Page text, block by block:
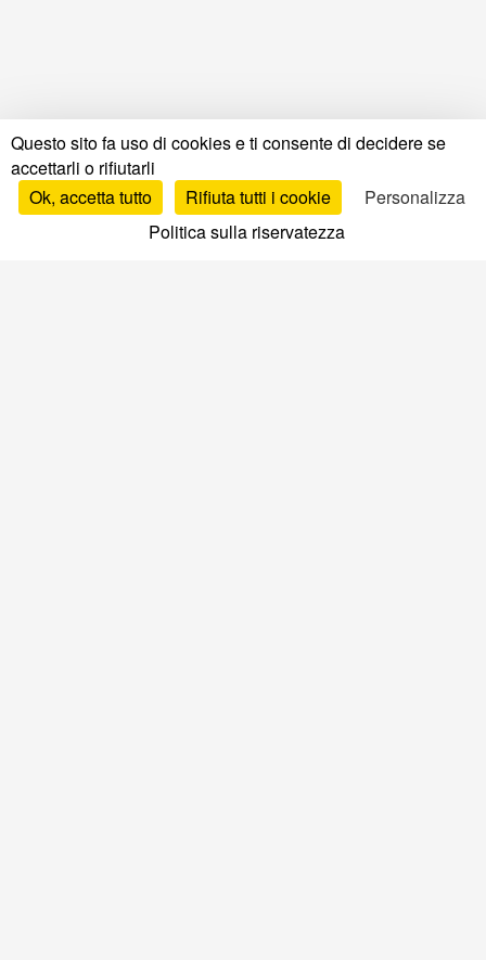
Questo sito fa uso di cookies e ti consente di decidere se
accettarli o rifiutarli
Ok, accetta tutto
Rifiuta tutti i cookie
Personalizza
Politica sulla riservatezza